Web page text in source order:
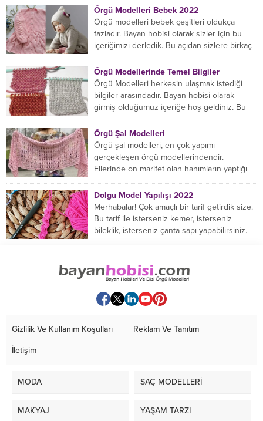
Örgü Modelleri Bebek 2022
Örgü modelleri bebek çeşitleri oldukça
fazladır. Bayan hobisi olarak sizler için bu
içeriğimizi derledik. Bu açıdan sizlere birkaç
Örgü Modellerinde Temel Bilgiler
Örgü Modelleri herkesin ulaşmak istediği
bilgiler arasındadır. Bayan hobisi olarak
girmiş olduğumuz içeriğe hoş geldiniz. Bu
Örgü Şal Modelleri
Örgü şal modelleri, en çok yapımı
gerçekleşen örgü modellerindendir.
Ellerinde on marifet olan hanımların yaptığı
Dolgu Model Yapılışı 2022
Merhabalar! Çok amaçlı bir tarif getirdik size.
Bu tarif ile isterseniz kemer, isterseniz
bileklik, isterseniz çanta sapı yapabilirsiniz.
Gizlilik Ve Kullanım Koşulları Reklam Ve Tanıtım
İletişim
MODA SAÇ MODELLERİ
MAKYAJ YAŞAM TARZI